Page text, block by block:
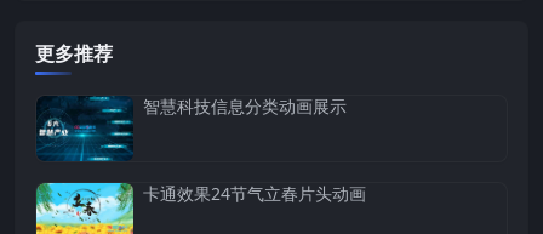
更多推荐
智慧科技信息分类动画展示
卡通效果24节气立春片头动画